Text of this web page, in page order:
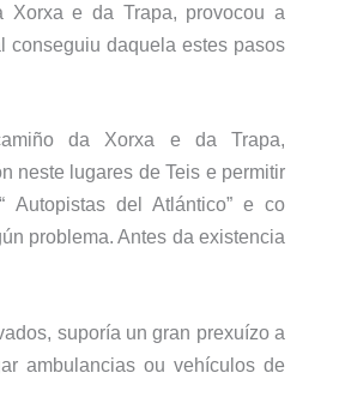
Xorxa e da Trapa, provocou a
conseguiu daquela estes pasos
da Xorxa e da
Trapa,
neste lugares de Teis e permitir
Autopistas del Atlántico” e co
problema. Antes da existencia
suporía un gran prexuízo a
ambulancias ou vehículos de